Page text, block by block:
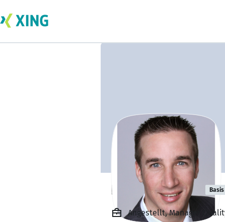
Dr. Jens Moser Basis
Angestellt, Manager